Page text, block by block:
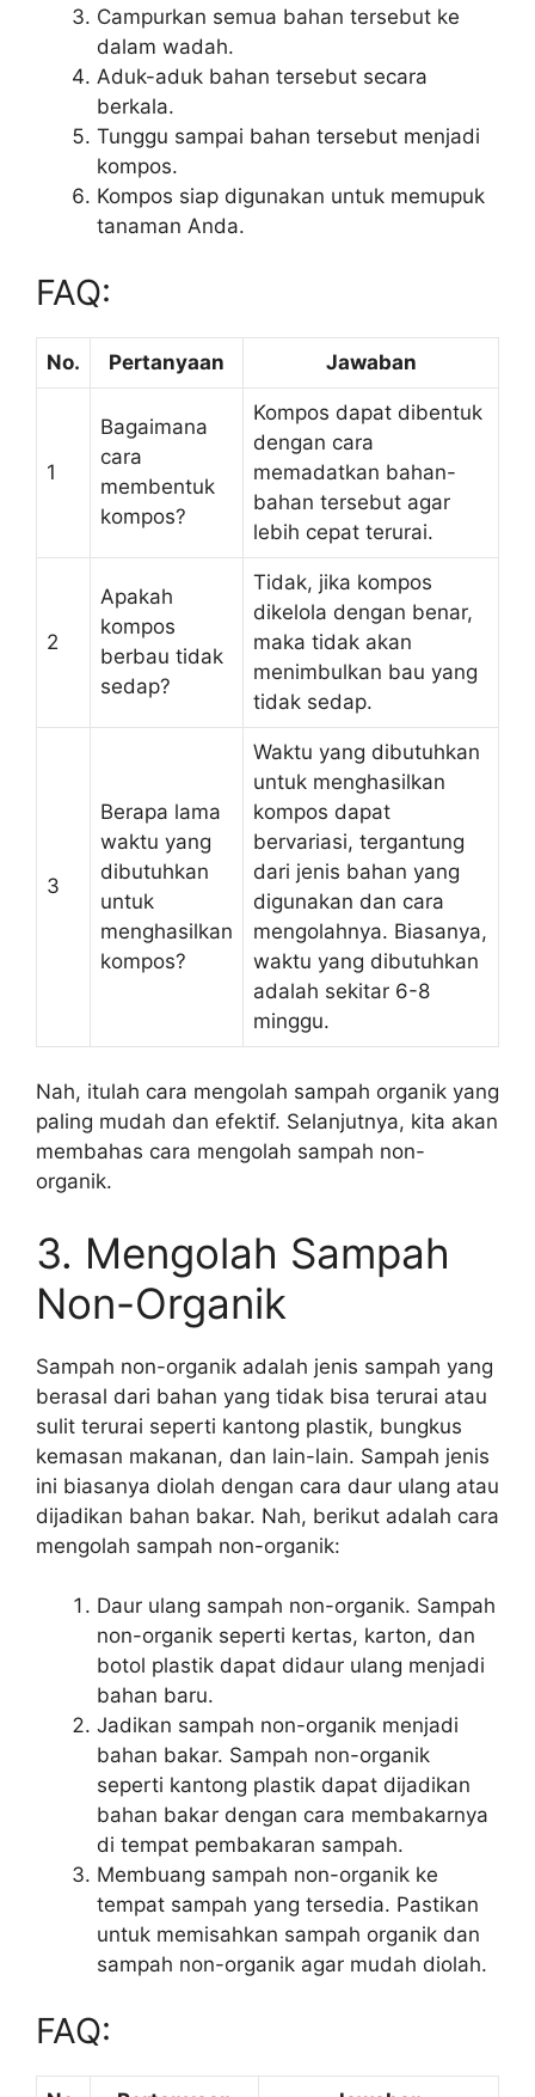
Campurkan semua bahan tersebut ke
dalam wadah.
Aduk-aduk bahan tersebut secara
berkala.
Tunggu sampai bahan tersebut menjadi
kompos.
Kompos siap digunakan untuk memupuk
tanaman Anda.
FAQ:
No. Pertanyaan Jawaban
1
Bagaimana
cara
membentuk
kompos?
Kompos dapat dibentuk
dengan cara
memadatkan bahan-
bahan tersebut agar
lebih cepat terurai.
2
Apakah
kompos
berbau tidak
sedap?
Tidak, jika kompos
dikelola dengan benar,
maka tidak akan
menimbulkan bau yang
tidak sedap.
3
Berapa lama
waktu yang
dibutuhkan
untuk
menghasilkan
kompos?
Waktu yang dibutuhkan
untuk menghasilkan
kompos dapat
bervariasi, tergantung
dari jenis bahan yang
digunakan dan cara
mengolahnya. Biasanya,
waktu yang dibutuhkan
adalah sekitar 6-8
minggu.
Nah, itulah cara mengolah sampah organik yang
paling mudah dan efektif. Selanjutnya, kita akan
membahas cara mengolah sampah non-
organik.
3. Mengolah Sampah
Non-Organik
Sampah non-organik adalah jenis sampah yang
berasal dari bahan yang tidak bisa terurai atau
sulit terurai seperti kantong plastik, bungkus
kemasan makanan, dan lain-lain. Sampah jenis
ini biasanya diolah dengan cara daur ulang atau
dijadikan bahan bakar. Nah, berikut adalah cara
mengolah sampah non-organik:
Daur ulang sampah non-organik. Sampah
non-organik seperti kertas, karton, dan
botol plastik dapat didaur ulang menjadi
bahan baru.
Jadikan sampah non-organik menjadi
bahan bakar. Sampah non-organik
seperti kantong plastik dapat dijadikan
bahan bakar dengan cara membakarnya
di tempat pembakaran sampah.
Membuang sampah non-organik ke
tempat sampah yang tersedia. Pastikan
untuk memisahkan sampah organik dan
sampah non-organik agar mudah diolah.
FAQ: